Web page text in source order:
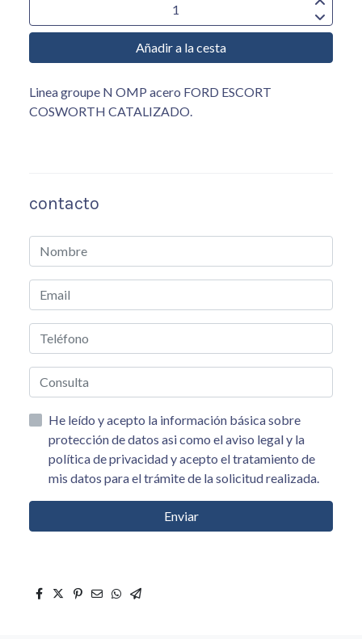
Añadir a la cesta
Linea groupe N OMP acero FORD ESCORT
COSWORTH CATALIZADO.
contacto
He leído y acepto la información básica sobre
protección de datos asi como el aviso legal y la
política de privacidad y acepto el tratamiento de
mis datos para el trámite de la solicitud realizada.
Enviar